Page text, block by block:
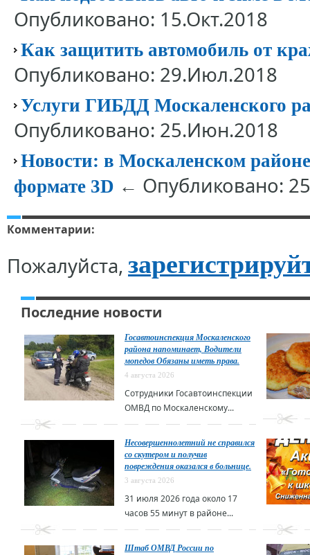
Опубликовано: 15.Окт.2018
Как защитить автомобиль от
Опубликовано: 29.Июл.2018
Услуги ГИБДД Москаленского
Опубликовано: 25.Июн.2018
Новости: в Москаленском
формате 3D ← Опубликовано:
Комментарии:
Пожалуйста,
Последние новости
Госавтоинспекция Москаленского
района напоминает, Водители
мопедов Обязаны иметь права.
4 августа 2026
Сотрудники Госавтоинспекции
ОМВД по Москаленскому...
Несовершеннолетний не справился
со скутером и получив
повреждения оказался в больнице.
3 августа 2026
31 июля 2026 года около 17
часов 55 минут в районе...
Штаб ОМВД России по